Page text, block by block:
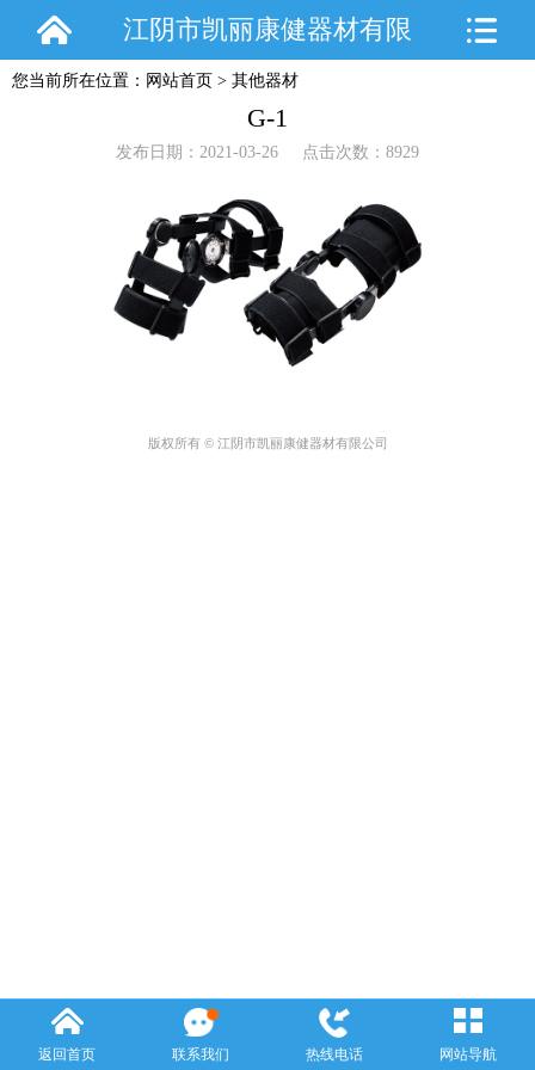
江阴市凯丽康健器材有限
公司
您当前所在位置： 网站首页 > 其他器材
G-1
发布日期：2021-03-26 点击次数：8929
版权所有 © 江阴市凯丽康健器材有限公司
返回首页 联系我们 热线电话 网站导航